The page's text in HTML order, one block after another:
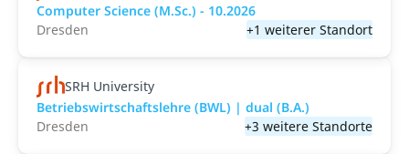
Computer Science (M.Sc.) - 10.2026
Dresden
+1 weiterer Standort
SRH University
Betriebswirtschaftslehre (BWL) | dual (B.A.)
Dresden
+3 weitere Standorte